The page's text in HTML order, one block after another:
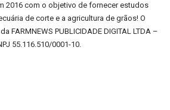
2016 com o objetivo de fornecer estudos
de corte e a agricultura de grãos! O
FARMNEWS PUBLICIDADE DIGITAL LTDA –
55.116.510/0001-10.